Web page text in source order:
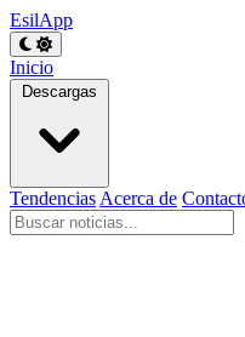
EsilApp
Inicio
Descargas
Tendencias Acerca de